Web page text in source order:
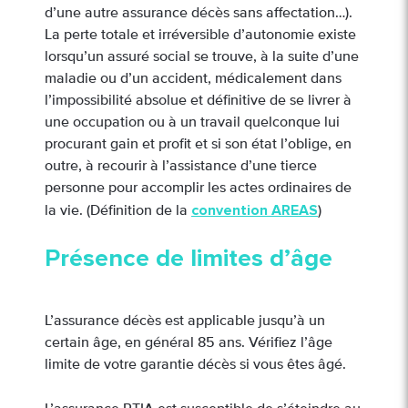
d’une autre assurance décès sans affectation…).
La perte totale et irréversible d’autonomie existe
lorsqu’un assuré social se trouve, à la suite d’une
maladie ou d’un accident, médicalement dans
l’impossibilité absolue et définitive de se livrer à
une occupation ou à un travail quelconque lui
procurant gain et profit et si son état l’oblige, en
outre, à recourir à l’assistance d’une tierce
personne pour accomplir les actes ordinaires de
la vie. (Définition de la convention AREAS)
Présence de limites d’âge
L’assurance décès est applicable jusqu’à un
certain âge, en général 85 ans. Vérifiez l’âge
limite de votre garantie décès si vous êtes âgé.